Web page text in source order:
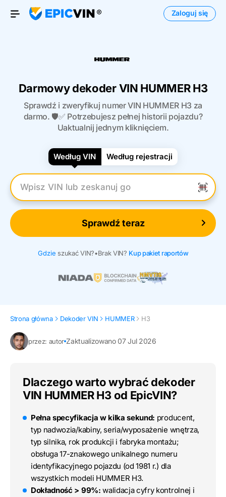
Otwórz menu
Zaloguj się
Darmowy dekoder VIN HUMMER H3
Sprawdź i zweryfikuj numer VIN HUMMER H3 za
darmo. 🛡️✅ Potrzebujesz pełnej historii pojazdu?
Uaktualnij jednym kliknięciem.
Według VIN Według rejestracji
Wpisz numer VIN
Sprawdź teraz
Gdzie szukać VIN?•Brak VIN? Kup pakiet raportów
Strona główna Dekoder VIN HUMMER H3
przez: autor Zaktualizowano 07 Jul 2026
Dlaczego warto wybrać dekoder
VIN HUMMER H3 od EpicVIN?
Pełna specyfikacja w kilka sekund: producent,
typ nadwozia/kabiny, seria/wyposażenie wnętrza,
typ silnika, rok produkcji i fabryka montażu;
obsługa 17-znakowego unikalnego numeru
identyfikacyjnego pojazdu (od 1981 r.) dla
wszystkich modeli HUMMER H3.
Dokładność > 99%: walidacja cyfry kontrolnej i